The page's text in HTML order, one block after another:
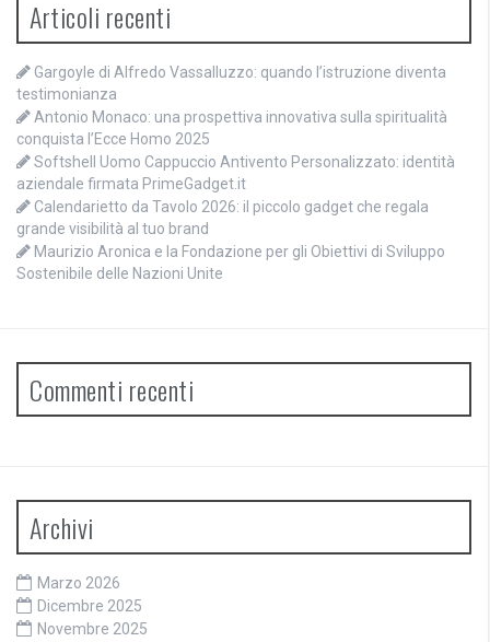
Articoli recenti
Gargoyle di Alfredo Vassalluzzo: quando l’istruzione diventa
testimonianza
Antonio Monaco: una prospettiva innovativa sulla spiritualità
conquista l’Ecce Homo 2025
Softshell Uomo Cappuccio Antivento Personalizzato: identità
aziendale firmata PrimeGadget.it
Calendarietto da Tavolo 2026: il piccolo gadget che regala
grande visibilità al tuo brand
Maurizio Aronica e la Fondazione per gli Obiettivi di Sviluppo
Sostenibile delle Nazioni Unite
Commenti recenti
Archivi
Marzo 2026
Dicembre 2025
Novembre 2025